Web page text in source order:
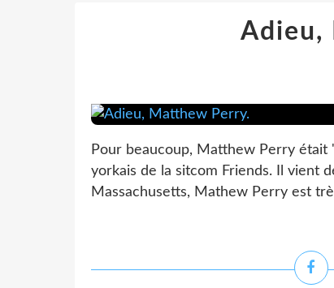
Adieu,
Pour beaucoup, Matthew Perry était
yorkais de la sitcom Friends. Il vient
Massachusetts, Mathew Perry est